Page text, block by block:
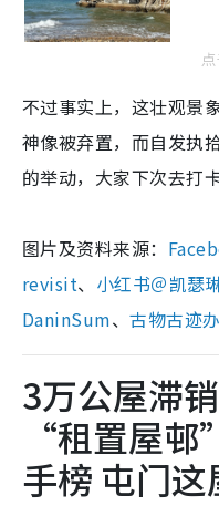
不过事实上，这壮观景
神像被弃置，而自发执
的举动，大家下次去打
图片及资料来源：
revisit、 小红书＠凯瑟
DaninSum、古物古迹
3万公屋滞
“租置屋
手榜 屯门